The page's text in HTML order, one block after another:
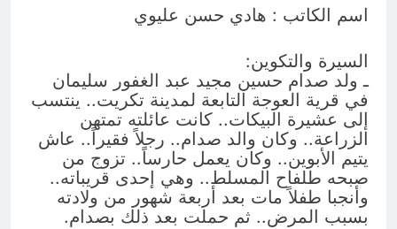
11 ساعة Ago
اسم الكاتب : هادي حسن عليوي
السيرة والتكوين:
ـ ولد صدام حسين مجيد عبد الغفور سليمان
في قرية العوجة التابعة لمدينة تكريت.. ينتسب
إلى عشيرة البيكات.. كانت عائلته تمتهن
الزراعة.. وكان والد صدام.. رجلاً فقيراً.. عاش
يتيم الأبوين.. وكان يعمل حارساً.. تزوج من
صبحه طلفاح المسلط.. وهي إحدى قريباته..
وأنجبا طفلاً مات بعد أربعة شهور من ولادته
بسبب المرض.. ثم حملت بعد ذلك بصدام.